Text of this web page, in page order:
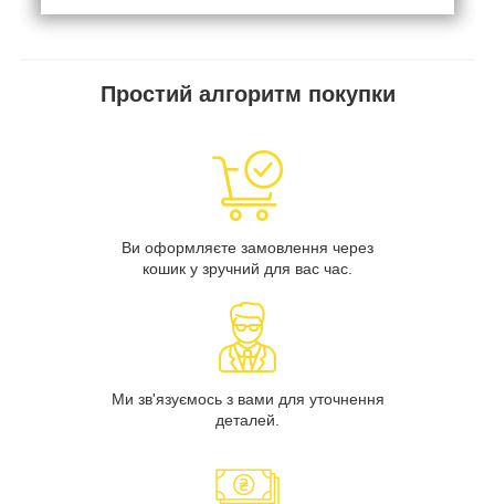
Простий алгоритм покупки
Ви оформляєте замовлення через
кошик у зручний для вас час.
Ми зв'язуємось з вами для уточнення
деталей.